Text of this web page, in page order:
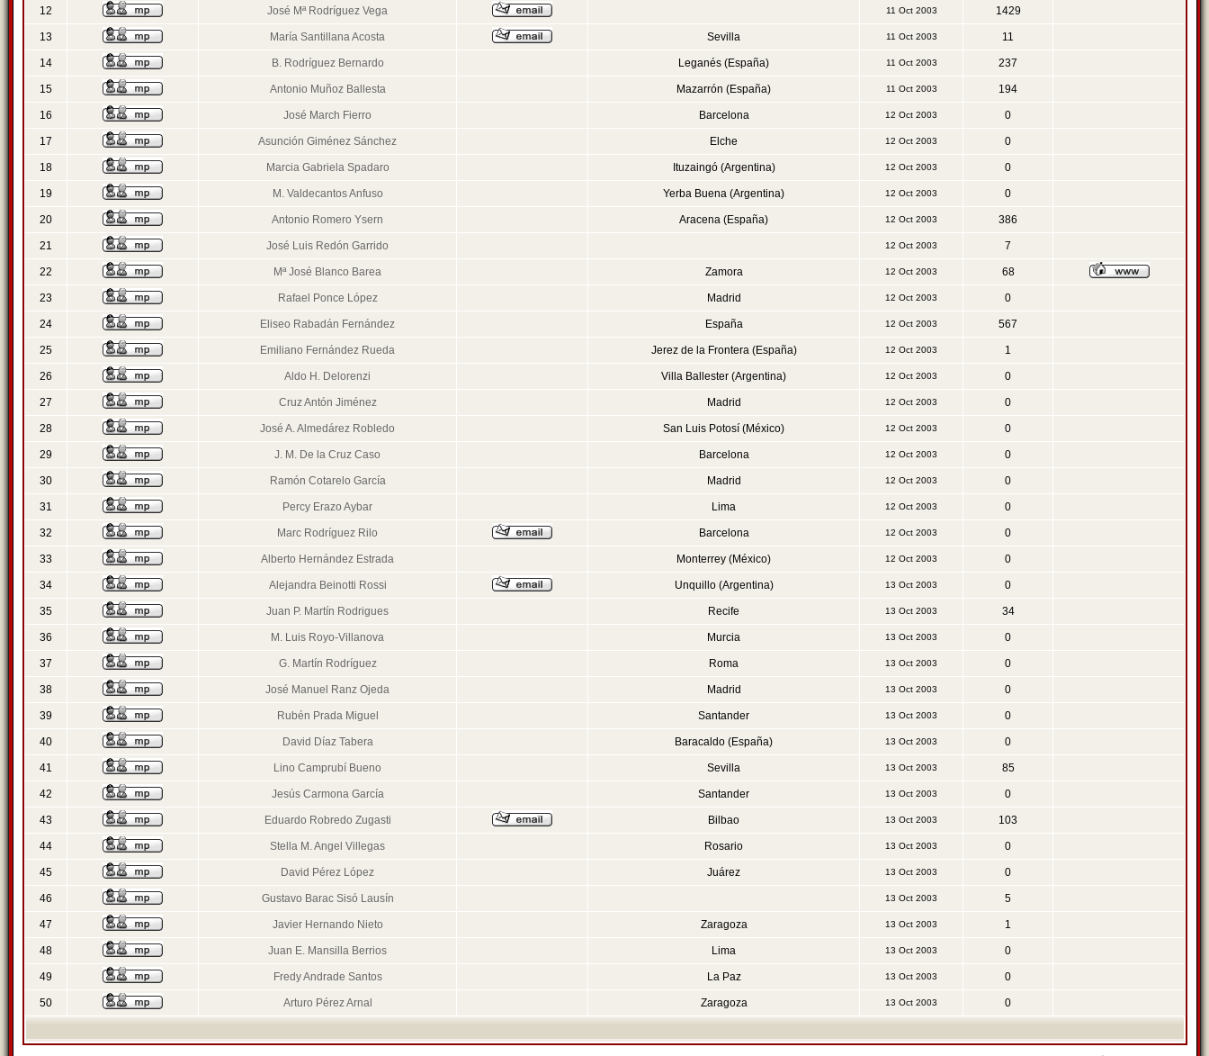
12 José Mª Rodríguez Vega 11 Oct 2003 1429
13 María Santillana Acosta Sevilla 11 Oct 2003 11
14 B. Rodríguez Bernardo Leganés (España) 11 Oct 2003 237
15 Antonio Muñoz Ballesta Mazarrón (España) 11 Oct 2003 194
16 José March Fierro Barcelona 12 Oct 2003 0
17 Asunción Giménez Sánchez Elche 12 Oct 2003 0
18 Marcia Gabriela Spadaro Ituzaingó (Argentina) 12 Oct 2003 0
19 M. Valdecantos Anfuso Yerba Buena (Argentina) 12 Oct 2003 0
20 Antonio Romero Ysern Aracena (España) 12 Oct 2003 386
21 José Luis Redón Garrido 12 Oct 2003 7
22 Mª José Blanco Barea Zamora 12 Oct 2003 68
23 Rafael Ponce López Madrid 12 Oct 2003 0
24 Eliseo Rabadán Fernández España 12 Oct 2003 567
25 Emiliano Fernández Rueda Jerez de la Frontera (España) 12 Oct 2003 1
26 Aldo H. Delorenzi Villa Ballester (Argentina) 12 Oct 2003 0
27 Cruz Antón Jiménez Madrid 12 Oct 2003 0
28 José A. Almedárez Robledo San Luis Potosí (México) 12 Oct 2003 0
29 J. M. De la Cruz Caso Barcelona 12 Oct 2003 0
30 Ramón Cotarelo García Madrid 12 Oct 2003 0
31 Percy Erazo Aybar Lima 12 Oct 2003 0
32 Marc Rodríguez Rilo Barcelona 12 Oct 2003 0
33 Alberto Hernández Estrada Monterrey (México) 12 Oct 2003 0
34 Alejandra Beinotti Rossi Unquillo (Argentina) 13 Oct 2003 0
35 Juan P. Martín Rodrigues Recife 13 Oct 2003 34
36 M. Luis Royo-Villanova Murcia 13 Oct 2003 0
37 G. Martín Rodríguez Roma 13 Oct 2003 0
38 José Manuel Ranz Ojeda Madrid 13 Oct 2003 0
39 Rubén Prada Miguel Santander 13 Oct 2003 0
40 David Díaz Tabera Baracaldo (España) 13 Oct 2003 0
41 Lino Camprubí Bueno Sevilla 13 Oct 2003 85
42 Jesús Carmona García Santander 13 Oct 2003 0
43 Eduardo Robredo Zugasti Bilbao 13 Oct 2003 103
44 Stella M. Angel Villegas Rosario 13 Oct 2003 0
45 David Pérez López Juárez 13 Oct 2003 0
46 Gustavo Barac Sisó Lausín 13 Oct 2003 5
47 Javier Hernando Nieto Zaragoza 13 Oct 2003 1
48 Juan E. Mansilla Berrios Lima 13 Oct 2003 0
49 Fredy Andrade Santos La Paz 13 Oct 2003 0
50 Arturo Pérez Arnal Zaragoza 13 Oct 2003 0